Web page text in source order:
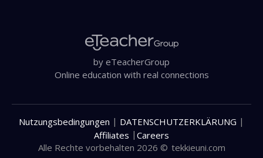
by eTeacherGroup
Online education with real connections
Alle Rechte vorbehalten 2026 © tekkieuni.com
Nutzungsbedingungen | DATENSCHUTZERKLÄRUNG |
Affiliates | Careers